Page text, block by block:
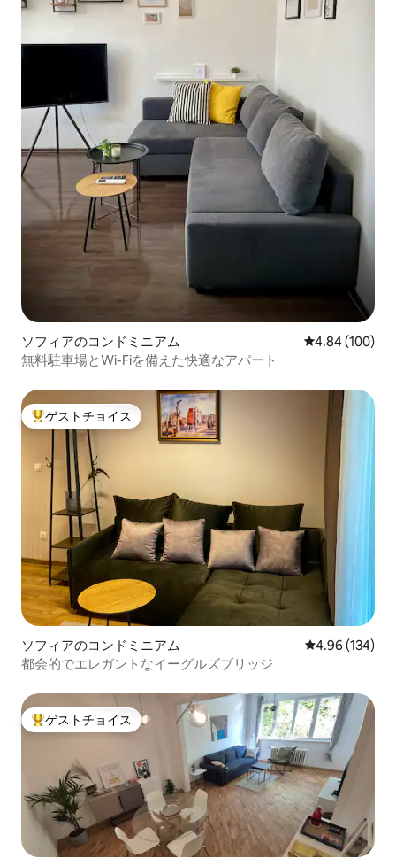
ソフィアのコンドミニアム レビュー100
4.84 (100)
無料駐車場とWi-Fiを備えた快適なアパート
大好評のゲストチョイスです。
ゲストチョイス
ソフィアのコンドミニアム レビュー134
4.96 (134)
都会的でエレガントなイーグルズブリッジ
大好評のゲストチョイスです。
ゲストチョイス